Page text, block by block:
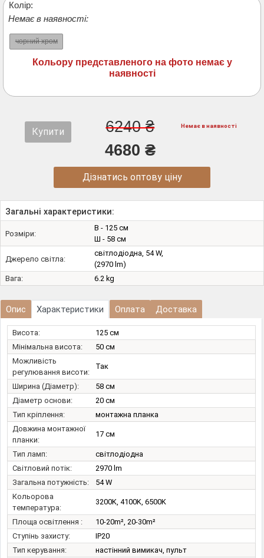
Колір:
Немає в наявності:
чорний хром
Кольору представленого на фото немає у
наявності
Купити
6240 ₴
4680 ₴
Немає в наявності
Дізнатись оптову ціну
Загальні характеристики:
Розміри:
В - 125 см
Ш - 58 см
Джерело світла:
світлодіодна, 54 W,
(2970 lm)
Вага:
6.2 kg
Опис Характеристики Оплата Доставка
Висота:
125 см
Мінімальна висота:
50 см
Можливість
регулювання висоти:
Так
Ширина (Діаметр):
58 см
Діаметр основи:
20 см
Тип кріплення:
монтажна планка
Довжина монтажної
планки:
17 см
Тип ламп:
світлодіодна
Світловий потік:
2970 lm
Загальна потужність:
54 W
Кольорова
температура:
3200K, 4100K, 6500K
Площа освітлення :
10-20m², 20-30m²
Ступінь захисту:
IP20
Тип керування:
настінний вимикач, пульт